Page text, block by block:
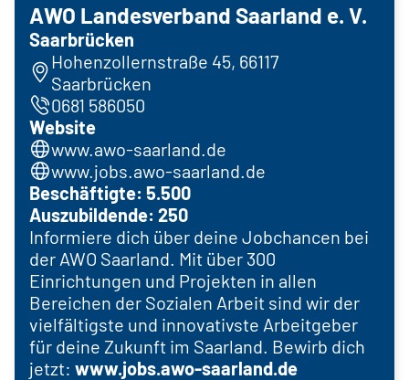
AWO Landesverband Saarland e. V.
Saarbrücken
Hohenzollernstraße 45, 66117
Saarbrücken
0681 586050
Website
www.awo-saarland.de
www.jobs.awo-saarland.de
Beschäftigte: 5.500
Auszubildende: 250
Informiere dich über deine Jobchancen bei
der AWO Saarland. Mit über 300
Einrichtungen und Projekten in allen
Bereichen der Sozialen Arbeit sind wir der
vielfältigste und innovativste Arbeitgeber
für deine Zukunft im Saarland. Bewirb dich
jetzt: www.jobs.awo-saarland.de